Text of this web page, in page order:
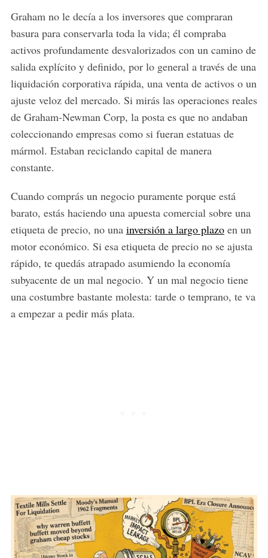
Graham no le decía a los inversores que compraran
basura para conservarla toda la vida; él compraba
activos profundamente desvalorizados con un camino de
salida explícito y definido, por lo general a través de una
liquidación corporativa rápida, una venta de activos o un
ajuste veloz del mercado. Si mirás las operaciones reales
de Graham-Newman Corp, la posta es que no andaban
coleccionando empresas como si fueran estatuas de
mármol. Estaban reciclando capital de manera
constante.
Cuando comprás un negocio puramente porque está
barato, estás haciendo una apuesta comercial sobre una
etiqueta de precio, no una inversión a largo plazoen un
motor económico. Si esa etiqueta de precio no se ajusta
rápido, te quedás atrapado asumiendo la economía
subyacente de un mal negocio. Y un mal negocio tiene
una costumbre bastante molesta: tarde o temprano, te va
a empezar a pedir más plata.